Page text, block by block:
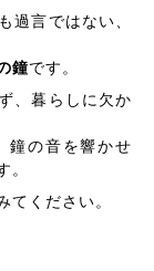
過言ではない、
鐘です。
、暮らしに欠か
鐘の音を響かせ
。
てください。